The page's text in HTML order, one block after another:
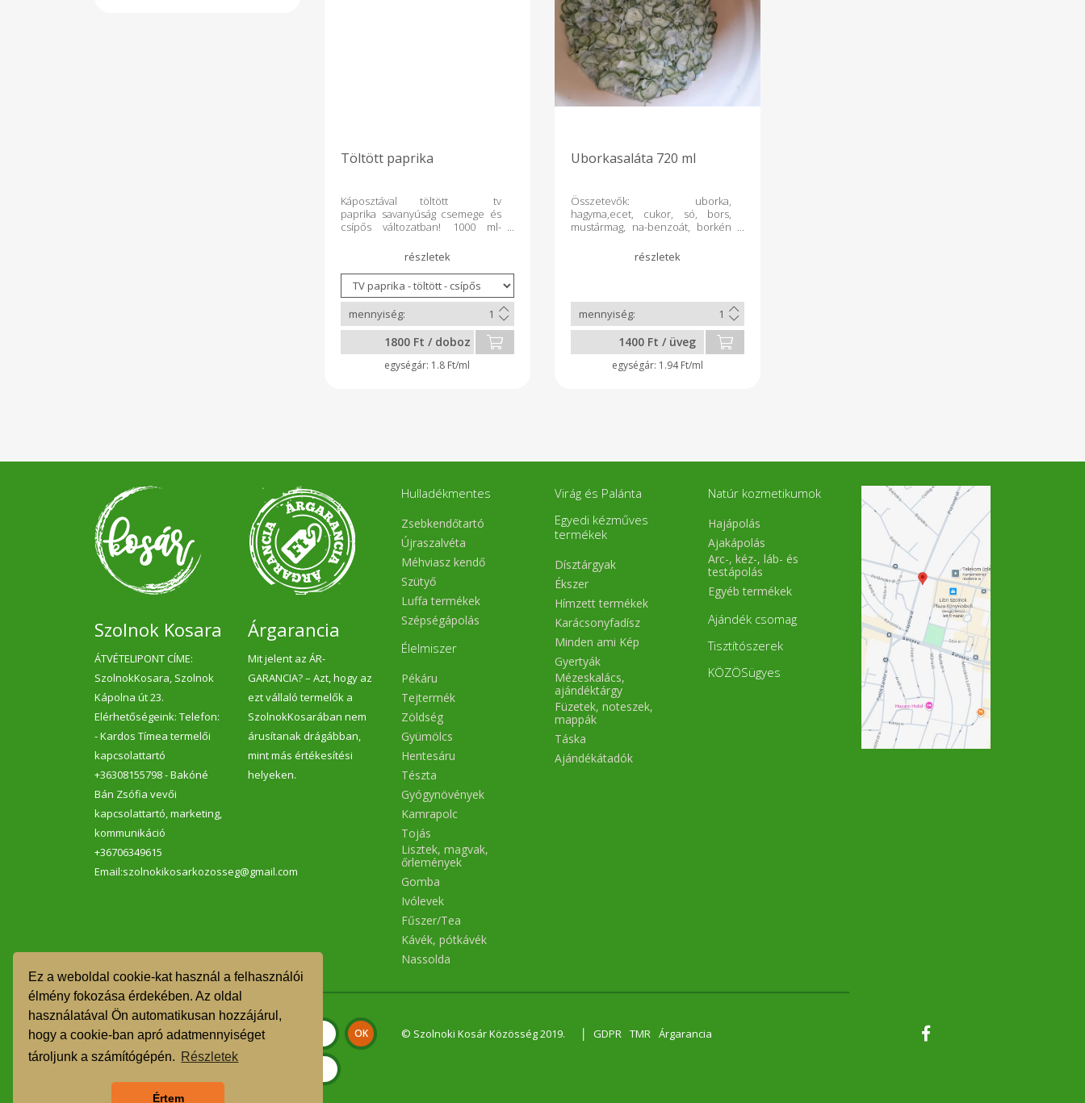
Ez a weboldal cookie-kat használ a felhasználói
élmény fokozása érdekében. Az oldal
használatával Ön automatikusan hozzájárul,
hogy a cookie-ban apró adatmennyiséget
tároljunk a számítógépén. Részletek
Értem
Töltött paprika
Káposztával töltött tv
paprika savanyúság csemege és
csípős változatban! 1000 ml-
paprika, káposzta, cukor, só, ecet,
víz, na-benzoát, borkén.
1800 Ft / doboz
1.8 Ft/ml
Uborkasaláta 720 ml
Összetevők: uborka,
hagyma,ecet, cukor, só, bors,
mustármag, na-benzoát, borkén
1400 Ft / üveg
1.94 Ft/ml
Szolnok Kosara
ÁTVÉTELIPONT CÍME:
SzolnokKosara, Szolnok
Kápolna út 23.
Elérhetőségeink: Telefon:
- Kardos Tímea termelői
kapcsolattartó
+36308155798 - Bakóné
Bán Zsófia vevői
kapcsolattartó, marketing,
kommunikáció
+36706349615
Email:szolnokikosarkozosseg@gmail.com
Árgarancia
Mit jelent az ÁR-
GARANCIA? – Azt, hogy az
ezt vállaló termelők a
SzolnokKosarában nem
árusítanak drágábban,
mint más értékesítési
helyeken.
Hulladékmentes
Zsebkendőtartó
Újraszalvéta
Méhviasz kendő
Szütyő
Luffa termékek
Szépségápolás
Élelmiszer
Pékáru
Tejtermék
Zöldség
Gyümölcs
Hentesáru
Tészta
Gyógynövények
Kamrapolc
Tojás
Lisztek, magvak,
őrlemények
Gomba
Ivólevek
Fűszer/Tea
Kávék, pótkávék
Nassolda
Virág és Palánta
Egyedi kézműves
termékek
Dísztárgyak
Ékszer
Hímzett termékek
Karácsonyfadísz
Minden ami Kép
Gyertyák
Mézeskalács,
ajándéktárgy
Füzetek, noteszek,
mappák
Táska
Ajándékátadók
Natúr kozmetikumok
Hajápolás
Ajakápolás
Arc-, kéz-, láb- és
testápolás
Egyéb termékek
Ajándék csomag
Tisztítószerek
KÖZÖSügyes
Szeretnék feliratkozni a hírlevélre.
© Szolnoki Kosár Közösség 2019. | GDPR TMR Árgarancia